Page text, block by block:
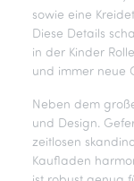
sowie eine
Diese Details
in der Kinder
und immer neue
Neben dem
und Design.
zeitlosen
Kaufladen